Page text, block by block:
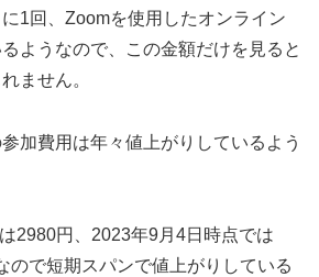
1回、Zoomを使用したオンライン
ようなので、この金額だけを見ると
ません。
加費用は年々値上がりしているよう
2980円、2023年9月4日時点では
ので短期スパンで値上がりしている